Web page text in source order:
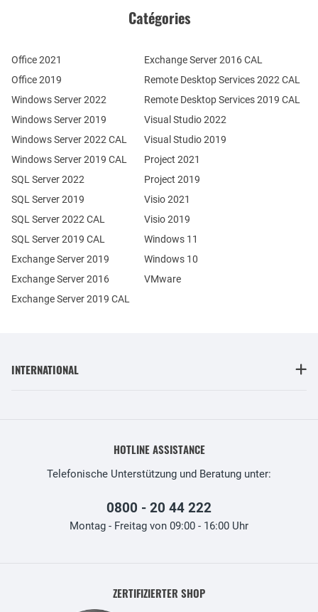
Catégories
Office 2021
Office 2019
Windows Server 2022
Windows Server 2019
Exchange Server 2019
Exchange Server 2016
SQL Server 2022
SQL Server 2019
Windows Server 2022 CAL
Windows Server 2019 CAL
SQL Server 2022 CAL
SQL Server 2019 CAL
Remote Desktop Services 2022 CAL
Remote Desktop Services 2019 CAL
Exchange Server 2019 CAL
Exchange Server 2016 CAL
Visual Studio 2022
Visual Studio 2019
Project 2021
Project 2019
Visio 2021
Visio 2019
Windows 11
Windows 10
VMware
INTERNATIONAL
HOTLINE ASSISTANCE
Telefonische Unterstützung und Beratung unter:
0800 - 20 44 222
Montag - Freitag von 09:00 - 16:00 Uhr
ZERTIFIZIERTER SHOP